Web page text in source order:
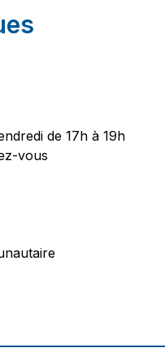
de 17h à 19h
vous